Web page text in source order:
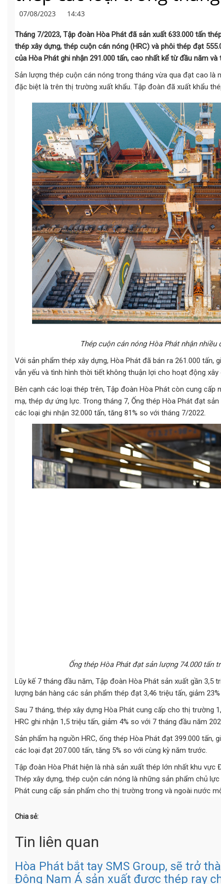
07/08/2023 14:43
Tháng 7/2023, Tập đoàn Hòa Phát đã sản xuất 633.000 tấn
thép xây dựng, thép cuộn cán nóng (HRC) và phôi thép đạt
của Hòa Phát ghi nhận 291.000 tấn, cao nhất kể từ đầu năm
Sản lượng thép cuộn cán nóng trong tháng vừa qua đạt cao
đặc biệt là trên thị trường xuất khẩu. Tập đoàn đã xuất khẩu
Thép cuộn cán nóng Hòa Phát nhận
Với sản phẩm thép xây dựng, Hòa Phát đã bán ra 261.000 tấn,
vẫn yếu và tình hình thời tiết không thuận lợi cho hoạt động xây
Bên cạnh các loại thép trên, Tập đoàn Hòa Phát còn cung cấp
mạ, thép dự ứng lực. Trong tháng 7, Ống thép Hòa Phát đạt
các loại ghi nhận 32.000 tấn, tăng 81% so với tháng 7/2022.
Ống thép Hòa Phát đạt sản lượng 74.000 tấn
Lũy kế 7 tháng đầu năm, Tập đoàn Hòa Phát sản xuất gần 3,5
lượng bán hàng các sản phẩm thép đạt 3,46 triệu tấn, giảm
Sau 7 tháng, thép xây dựng Hòa Phát cung cấp cho thị trường
HRC ghi nhận 1,5 triệu tấn, giảm 4% so với 7 tháng đầu năm
Sản phẩm hạ nguồn HRC, ống thép Hòa Phát đạt 399.000 tấn,
các loại đạt 207.000 tấn, tăng 5% so với cùng kỳ năm trước.
Tập đoàn Hòa Phát hiện là nhà sản xuất thép lớn nhất khu
Thép xây dựng, thép cuộn cán nóng là những sản phẩm chủ
Phát cung cấp sản phẩm cho thị trường trong và ngoài nước
Chia sẻ:
Tin liên quan
Hòa Phát bắt tay SMS Group, sẽ trở
Đông Nam Á sản xuất được thép ray